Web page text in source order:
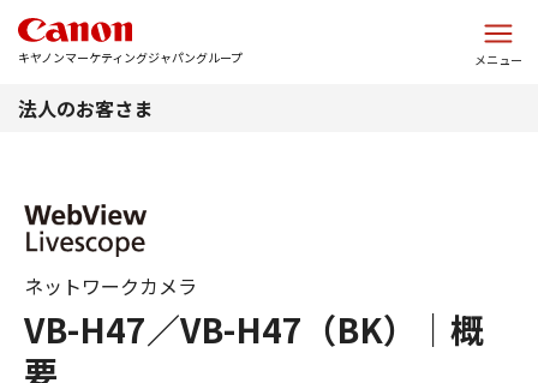
キヤノンマーケティングジャパングループ メニュー
法人のお客さま
VB-H47／VB-H47（BK）｜概
要
ネットワークカメラ